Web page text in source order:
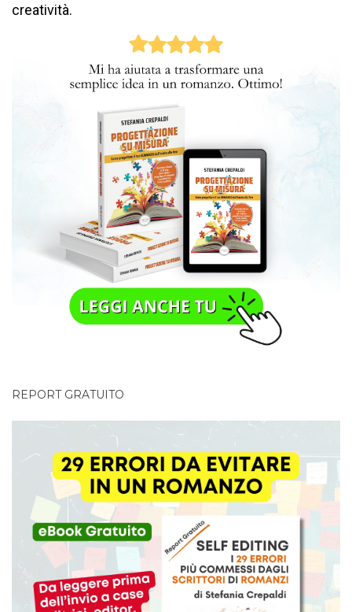
creatività.
REPORT GRATUITO